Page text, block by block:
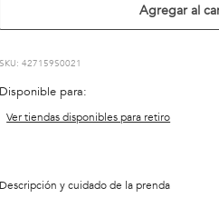
Agregar al
:427159S0021
Disponible para:
Ver tiendas disponibles para retiro
Descripción y cuidado de la prenda